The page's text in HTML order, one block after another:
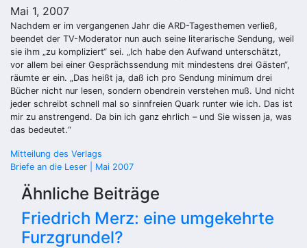
Mai 1, 2007
Nachdem er im vergangenen Jahr die ARD-Tagesthemen verließ,
beendet der TV-Moderator nun auch seine literarische Sendung, weil
sie ihm „zu kompliziert“ sei. „Ich habe den Aufwand unterschätzt,
vor allem bei einer Gesprächssendung mit mindestens drei Gästen“,
räumte er ein. „Das heißt ja, daß ich pro Sendung minimum drei
Bücher nicht nur lesen, sondern obendrein verstehen muß. Und nicht
jeder schreibt schnell mal so sinnfreien Quark runter wie ich. Das ist
mir zu anstrengend. Da bin ich ganz ehrlich – und Sie wissen ja, was
das bedeutet.“
Beitragsnavigation
Mitteilung des Verlags
Briefe an die Leser | Mai 2007
Ähnliche Beiträge
Friedrich Merz: eine umgekehrte
Furzgrundel?